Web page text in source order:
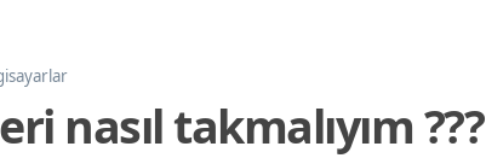
nasıl takmalıyım ???